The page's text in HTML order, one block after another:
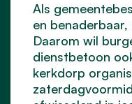
Als
en
Daarom wil
dienstbetoon
kerkdorp